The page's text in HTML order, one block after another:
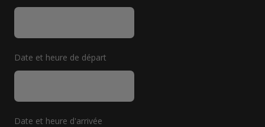
Date et heure de départ
Date et heure d'arrivée